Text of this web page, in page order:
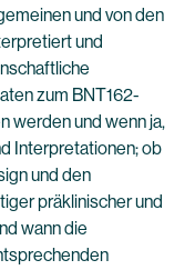
und von den
und
zum BNT162-
werden und wenn ja,
Interpretationen; ob
und den
präklinischer und
wann die